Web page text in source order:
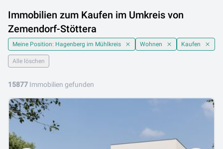
Immobilien zum Kaufen im Umkreis von
Zemendorf-Stöttera
Meine Position: Hagenberg im Mühlkreis Wohnen Kaufen
Alle löschen
15877 Immobilien gefunden